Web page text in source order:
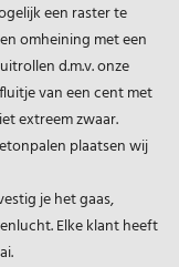
een raster te
omheining met een
d.m.v. onze
van een cent met
extreem zwaar.
plaatsen wij
je het gaas,
Elke klant heeft